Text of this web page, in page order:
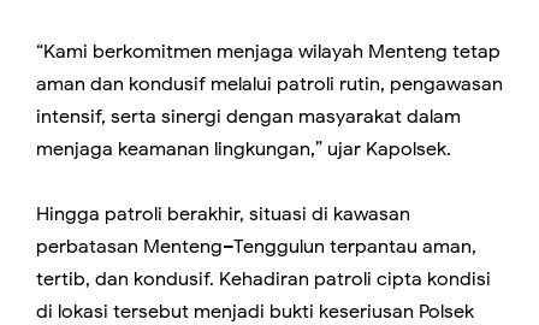
“Kami berkomitmen menjaga wilayah Menteng tetap
aman dan kondusif melalui patroli rutin, pengawasan
intensif, serta sinergi dengan masyarakat dalam
menjaga keamanan lingkungan,” ujar Kapolsek.
Hingga patroli berakhir, situasi di kawasan
perbatasan Menteng–Tenggulun terpantau aman,
tertib, dan kondusif. Kehadiran patroli cipta kondisi
di lokasi tersebut menjadi bukti keseriusan Polsek